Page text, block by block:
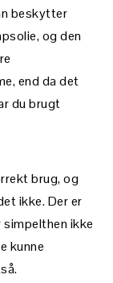
beskytter
og den
end da det
du brugt
brug, og
ikke. Der er
ikke
kunne